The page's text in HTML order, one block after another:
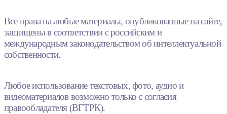
Все права на любые материалы, опубликованные на сайте,
защищены в соответствии с российским и
международным законодательством об интеллектуальной
собственности.
Любое использование текстовых, фото, аудио и
видеоматериалов возможно только с согласия
правообладателя (ВГТРК).